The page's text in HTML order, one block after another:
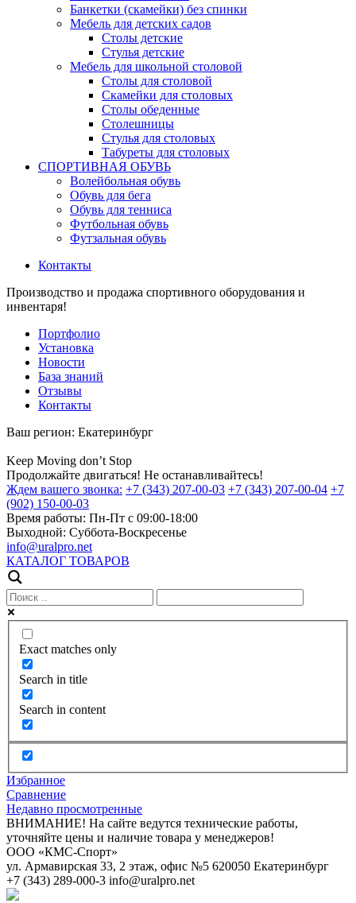
Банкетки (скамейки) без спинки
Мебель для детских садов
Столы детские
Стулья детские
Мебель для школьной столовой
Столы для столовой
Скамейки для столовых
Столы обеденные
Столешницы
Стулья для столовых
Табуреты для столовых
СПОРТИВНАЯ ОБУВЬ
Волейбольная обувь
Обувь для бега
Обувь для тенниса
Футбольная обувь
Футзальная обувь
Контакты
Производство и продажа спортивного оборудования и
инвентаря!
Портфолио
Установка
Новости
База знаний
Отзывы
Контакты
Ваш регион: Екатеринбург
Keep Moving don’t Stop
Продолжайте двигаться! Не останавливайтесь!
Ждем вашего звонка: +7 (343) 207-00-03 +7 (343) 207-00-04 +7
(902) 150-00-03
Время работы: Пн-Пт с 09:00-18:00
Выходной: Суббота-Воскресенье
info@uralpro.net
КАТАЛОГ ТОВАРОВ
Exact matches only
Search in title
Search in content
Избранное
Сравнение
Недавно просмотренные
ВНИМАНИЕ! На сайте ведутся технические работы,
уточняйте цены и наличие товара у менеджеров!
ООО «КМС-Спорт»
ул. Армавирская 33, 2 этаж, офис №5 620050 Екатеринбург
+7 (343) 289-000-3 info@uralpro.net